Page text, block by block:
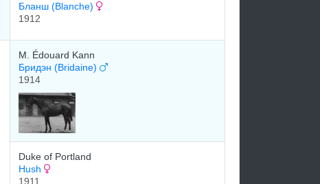
Бланш (Blanche)
1912
M. Édouard Kann
Бридэн (Bridaine)
1914
Duke of Portland
Hush
1911